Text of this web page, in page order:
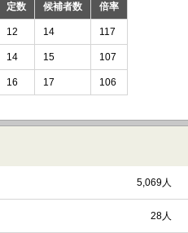
定数 候補者数 倍率
12 14 117
14 15 107
16 17 106
5,069人
28人